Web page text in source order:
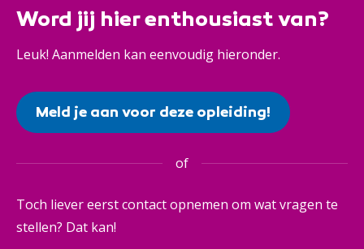
Word jij hier enthousiast van?
Leuk! Aanmelden kan eenvoudig hieronder.
Meld je aan voor deze opleiding!
of
Toch liever eerst contact opnemen om wat vragen te
stellen? Dat kan!